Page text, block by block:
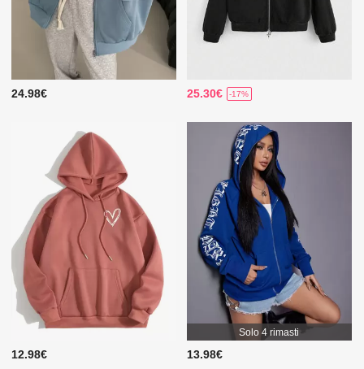
24.98€ 25.30€ -17%
12.98€
Solo 4 rimasti
13.98€